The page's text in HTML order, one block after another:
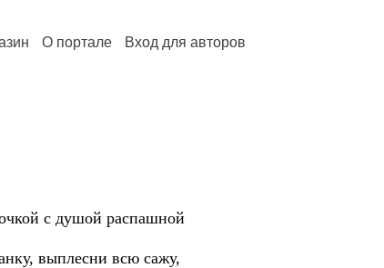
О портале Вход для авторов
с душой распашной
выплесни всю сажу,